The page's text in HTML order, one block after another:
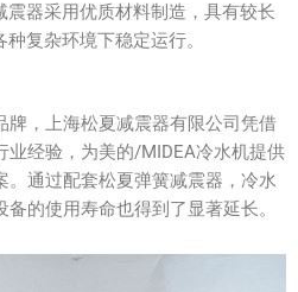
震器采用优质材料制造，具有较长
复杂环境下稳定运行。
牌，上海松夏减震器有限公司凭借
业经验，为美的/MIDEA冷水机提供
。通过配套松夏弹簧减震器，冷水
的使用寿命也得到了显著延长。